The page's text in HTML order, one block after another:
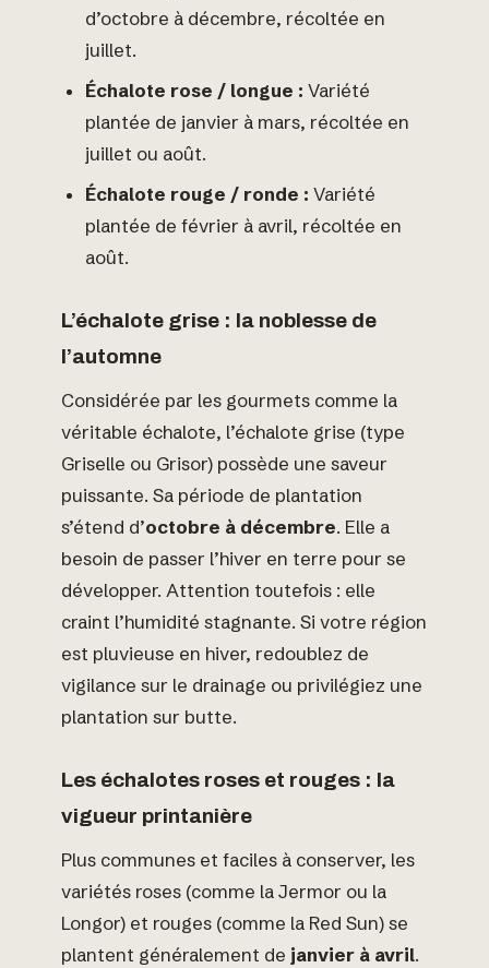
d’octobre à décembre, récoltée en
juillet.
Échalote rose / longue : Variété
plantée de janvier à mars, récoltée en
juillet ou août.
Échalote rouge / ronde : Variété
plantée de février à avril, récoltée en
août.
L’échalote grise : la noblesse de
l’automne
Considérée par les gourmets comme la
véritable échalote, l’échalote grise (type
Griselle ou Grisor) possède une saveur
puissante. Sa période de plantation
s’étend d’octobre à décembre. Elle a
besoin de passer l’hiver en terre pour se
développer. Attention toutefois : elle
craint l’humidité stagnante. Si votre région
est pluvieuse en hiver, redoublez de
vigilance sur le drainage ou privilégiez une
plantation sur butte.
Les échalotes roses et rouges : la
vigueur printanière
Plus communes et faciles à conserver, les
variétés roses (comme la Jermor ou la
Longor) et rouges (comme la Red Sun) se
plantent généralement de janvier à avril.